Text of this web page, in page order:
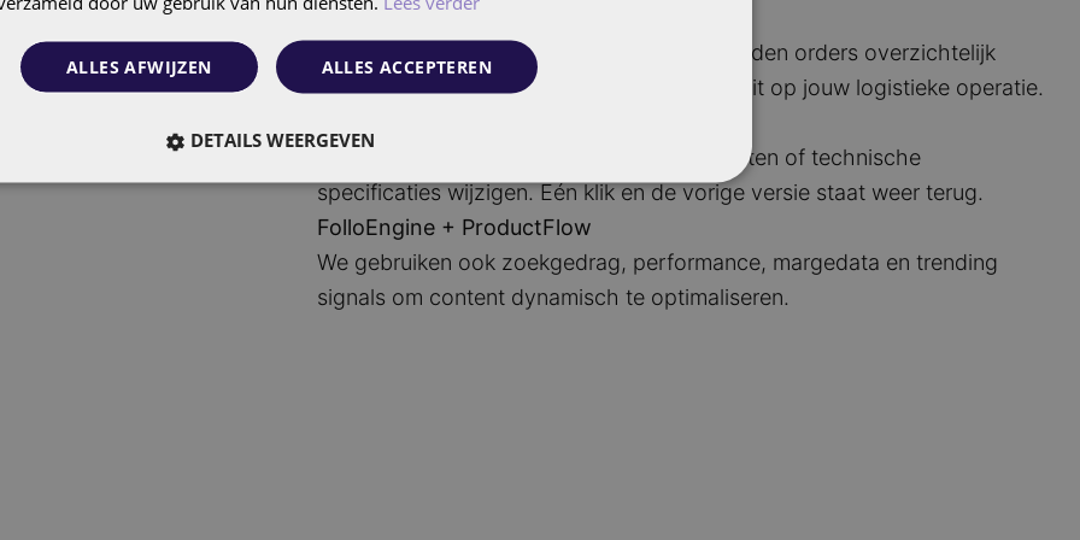
Order- & warehousemanagement
Dankzij de geïntegreerde WMS-module worden orders overzichtelijk
verwerkt. Wij richten dit zo in dat het aansluit op jouw logistieke operatie.
Ideaal voor merken die vaak varianten, teksten of technische
specificaties wijzigen. Eén klik en de vorige versie staat weer terug.
FolloEngine + ProductFlow
We gebruiken ook zoekgedrag, performance, margedata en trending
signals om content dynamisch te optimaliseren.
ALLES ACCEPTEREN
ALLES AFWIJZEN
DETAILS WEERGEVEN